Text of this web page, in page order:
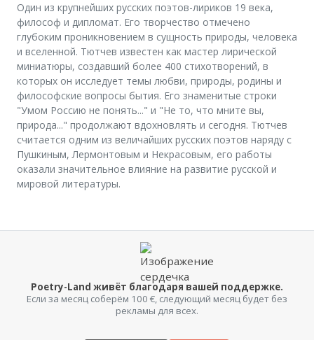
Один из крупнейших русских поэтов-лириков 19 века,
философ и дипломат. Его творчество отмечено
глубоким проникновением в сущность природы, человека
и вселенной. Тютчев известен как мастер лирической
миниатюры, создавший более 400 стихотворений, в
которых он исследует темы любви, природы, родины и
философские вопросы бытия. Его знаменитые строки
"Умом Россию не понять..." и "Не то, что мните вы,
природа..." продолжают вдохновлять и сегодня. Тютчев
считается одним из величайших русских поэтов наряду с
Пушкиным, Лермонтовым и Некрасовым, его работы
оказали значительное влияние на развитие русской и
мировой литературы.
Poetry-Land живёт благодаря вашей поддержке.
Если за месяц соберём 100 €, следующий месяц будет без
рекламы для всех.